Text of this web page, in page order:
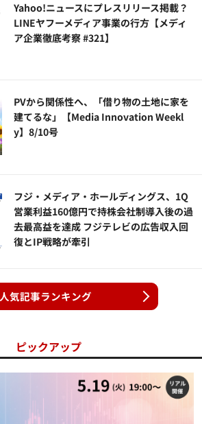
Yahoo!ニュースにプレスリリース掲載？
LINEヤフーメディア事業の行方【メディ
ア企業徹底考察 #321】
PVから関係性へ、「借り物の土地に家を
建てるな」【Media Innovation Weekl
y】8/10号
フジ・メディア・ホールディングス、1Q
営業利益160億円で持株会社制導入後の過
去最高益を達成 フジテレビの広告収入回
復とIP戦略が牽引
人気記事ランキング
ピックアップ